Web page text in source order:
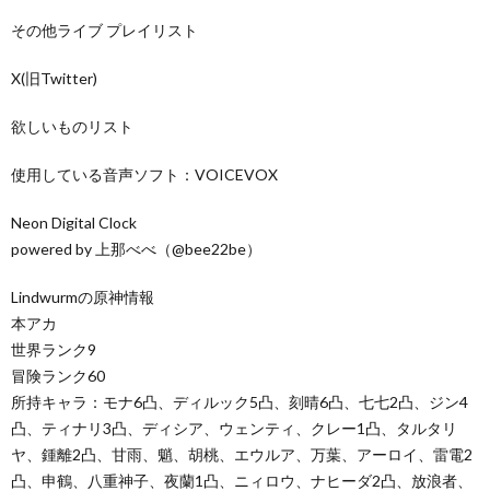
その他ライブ プレイリスト
X(旧Twitter)
欲しいものリスト
使用している音声ソフト：VOICEVOX
Neon Digital Clock
powered by 上那べべ（@bee22be）
Lindwurmの原神情報
本アカ
世界ランク9
冒険ランク60
所持キャラ：モナ6凸、ディルック5凸、刻晴6凸、七七2凸、ジン4
凸、ティナリ3凸、ディシア、ウェンティ、クレー1凸、タルタリ
ヤ、鍾離2凸、甘雨、魈、胡桃、エウルア、万葉、アーロイ、雷電2
凸、申鶴、八重神子、夜蘭1凸、ニィロウ、ナヒーダ2凸、放浪者、